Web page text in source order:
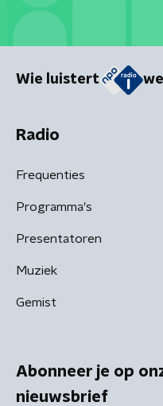
Wie luistert
Radio
Frequenties
Programma's
Presentatoren
Muziek
Gemist
Abonneer je op
nieuwsbrief